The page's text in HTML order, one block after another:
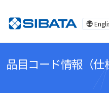
品目コード情報（仕